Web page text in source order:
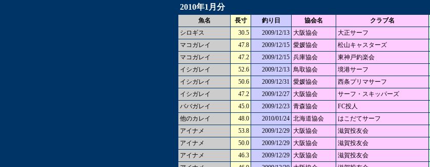
2010年1月分
魚名 長寸 釣り日 協会名 クラブ名
シロギス
30.5 2009/12/13 大阪協会 大正サーフ
マコガレイ
47.8 2009/12/15 愛媛協会 松山キャスターズ
マコガレイ
47.2 2009/12/15 兵庫協会 東神戸釣楽会
イシガレイ
52.6 2009/12/13 鳥取協会 境港サーフ
イシガレイ
50.6 2009/12/31 愛媛協会 西条プリマサーフ
イシガレイ
47.2 2009/12/27 大阪協会 サーフ・スキッパーズ
ババガレイ
45.0 2009/12/23 青森協会 FC投人
他のカレイ
48.0 2010/01/24 北海道協会 はこだてサーフ
アイナメ
53.8 2009/12/29 大阪協会 滋賀投友会
アイナメ
50.0 2009/12/29 大阪協会 滋賀投友会
アイナメ
46.3 2009/12/29 大阪協会 滋賀投友会